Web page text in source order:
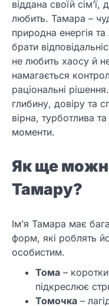
віддана своїй
любить. Тамара –
природна енергія та
брати
не любить хаосу й
намагається
раціональні
глибину, довіру та
вірна, турботлива
моменти.
Як ще
Тамару?
Ім’я Тамара має
форм, які роблять
особистим.
Тома –
підкреслює
Томочка –